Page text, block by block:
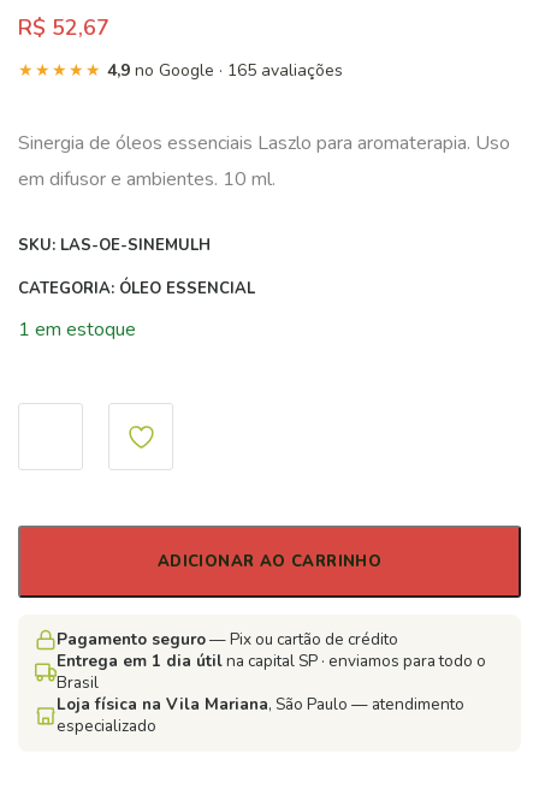
R$ 52,67
★★★★★ 4,9 no Google · 165 avaliações
Sinergia de óleos essenciais Laszlo para aromaterapia. Uso
em difusor e ambientes. 10 ml.
SKU: LAS-OE-SINEMULH
CATEGORIA: ÓLEO ESSENCIAL
1 em estoque
ADICIONAR AO CARRINHO
Pagamento seguro— Pix ou cartão de crédito
Entrega em 1 dia útilna capital SP · enviamos para todo o
Brasil
Loja física na Vila Mariana, São Paulo — atendimento
especializado